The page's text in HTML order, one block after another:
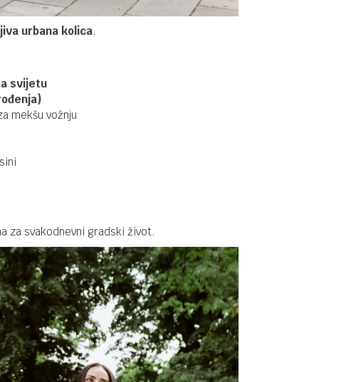
urbana kolica.
svijetu
mekšu vožnju
za svakodnevni gradski život.